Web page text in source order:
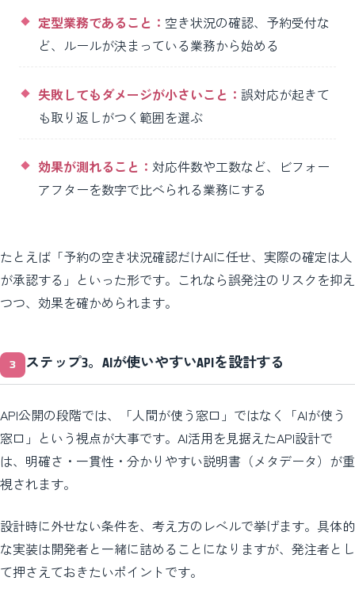
定型業務であること： 空き状況の確認、予約受付な
ど、ルールが決まっている業務から始める
失敗してもダメージが小さいこと： 誤対応が起きて
も取り返しがつく範囲を選ぶ
効果が測れること： 対応件数や工数など、ビフォー
アフターを数字で比べられる業務にする
たとえば「予約の空き状況確認だけAIに任せ、実際の確定は人
が承認する」といった形です。これなら誤発注のリスクを抑え
つつ、効果を確かめられます。
ステップ3。AIが使いやすいAPIを設計する
API公開の段階では、「人間が使う窓口」ではなく「AIが使う
窓口」という視点が大事です。AI活用を見据えたAPI設計で
は、明確さ・一貫性・分かりやすい説明書（メタデータ）が重
視されます。
設計時に外せない条件を、考え方のレベルで挙げます。具体的
な実装は開発者と一緒に詰めることになりますが、発注者とし
て押さえておきたいポイントです。